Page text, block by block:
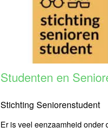
Studenten en
Stichting Seniorenstudent
Er is veel eenzaamheid onder